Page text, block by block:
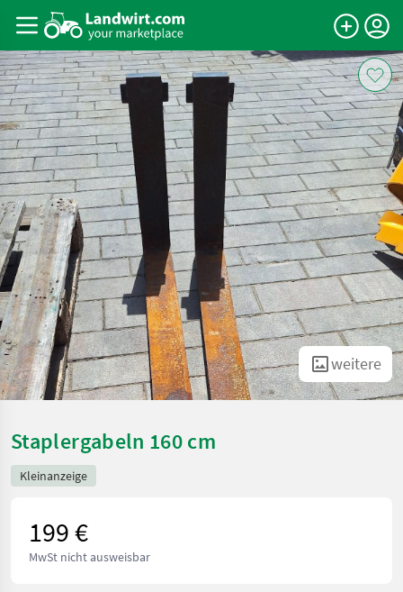
weitere
Staplergabeln 160 cm
Kleinanzeige
199 €
MwSt nicht ausweisbar